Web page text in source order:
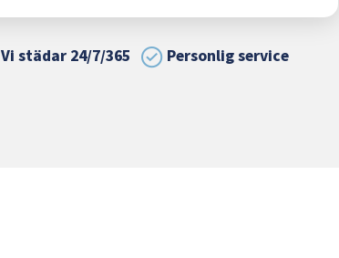
Vi städar 24/7/365 Personlig service